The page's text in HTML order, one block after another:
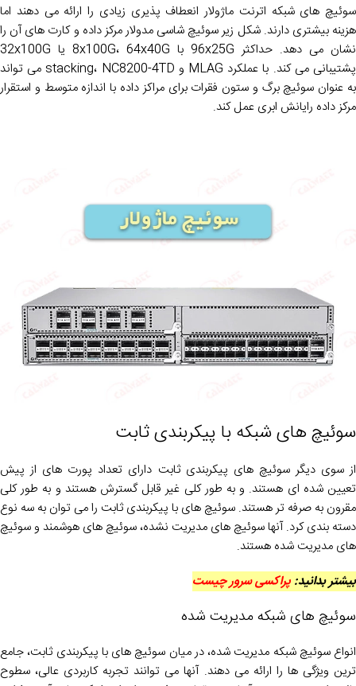
سوئیچ های شبکه اترنت ماژولار انعطاف پذیری زیادی را ارائه می دهند اما
هزینه بیشتری دارند. شکل زیر سوئیچ شاسی مدولار مرکز داده و کارت های آن را
نشان می دهد. حداکثر 96x25G با 8x100G، 64x40G یا 32x100G
پشتیبانی می کند. با عملکرد MLAG و stacking، NC8200-4TD می تواند
به عنوان سوئیچ برگ و ستون فقرات برای مراکز داده با اندازه متوسط و استقرار
مرکز داده رایانش ابری عمل کند.
سوئیچ های شبکه با پیکربندی ثابت
از سوی دیگر سوئیچ های پیکربندی ثابت دارای تعداد پورت های از پیش
تعیین شده ای هستند. و به طور کلی غیر قابل گسترش هستند و به طور کلی
مقرون به صرفه تر هستند. سوئیچ های با پیکربندی ثابت را می توان به سه نوع
دسته بندی کرد. آنها سوئیچ های مدیریت نشده، سوئیچ های هوشمند و سوئیچ
های مدیریت شده هستند.
بیشتر بدانید: پراکسی سرور چیست
سوئیچ های شبکه مدیریت شده
انواع سوئیچ شبکه مدیریت شده، در میان سوئیچ های با پیکربندی ثابت، جامع
ترین ویژگی ها را ارائه می دهند. آنها می توانند تجربه کاربردی عالی، سطوح